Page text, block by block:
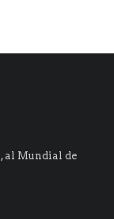
al Mundial de